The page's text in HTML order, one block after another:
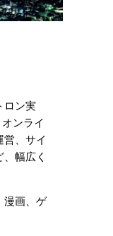
ロン実
ンライ
営、サイ
幅広く
漫画、ゲ